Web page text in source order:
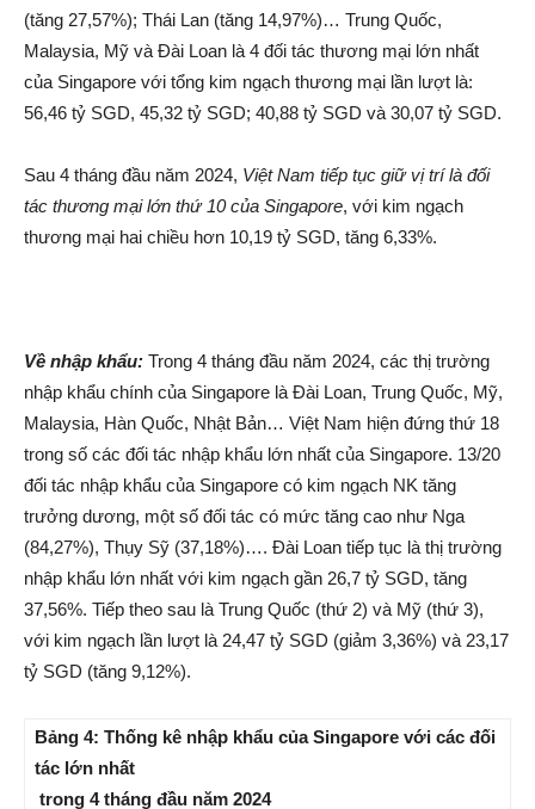
(tăng 27,57%); Thái Lan (tăng 14,97%)… Trung Quốc,
Malaysia, Mỹ và Đài Loan là 4 đối tác thương mại lớn nhất
của Singapore với tổng kim ngạch thương mại lần lượt là:
56,46 tỷ SGD, 45,32 tỷ SGD; 40,88 tỷ SGD và 30,07 tỷ SGD.
Sau 4 tháng đầu năm 2024, Việt Nam tiếp tục giữ vị trí là đối
tác thương mại lớn thứ 10 của Singapore, với kim ngạch
thương mại hai chiều hơn 10,19 tỷ SGD, tăng 6,33%.
Về nhập khẩu: Trong 4 tháng đầu năm 2024, các thị trường
nhập khẩu chính của Singapore là Đài Loan, Trung Quốc, Mỹ,
Malaysia, Hàn Quốc, Nhật Bản… Việt Nam hiện đứng thứ 18
trong số các đối tác nhập khẩu lớn nhất của Singapore. 13/20
đối tác nhập khẩu của Singapore có kim ngạch NK tăng
trưởng dương, một số đối tác có mức tăng cao như Nga
(84,27%), Thụy Sỹ (37,18%)…. Đài Loan tiếp tục là thị trường
nhập khẩu lớn nhất với kim ngạch gần 26,7 tỷ SGD, tăng
37,56%. Tiếp theo sau là Trung Quốc (thứ 2) và Mỹ (thứ 3),
với kim ngạch lần lượt là 24,47 tỷ SGD (giảm 3,36%) và 23,17
tỷ SGD (tăng 9,12%).
Bảng 4: Thống kê nhập khẩu của Singapore với các đối
tác lớn nhất
trong 4 tháng đầu năm 2024